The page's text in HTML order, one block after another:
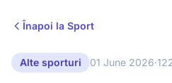
Înapoi la Sport
Alte sporturi 01 June 2026·